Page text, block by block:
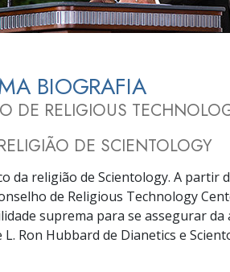
BIOGRAFIA
DE RELIGIOUS
DE SCIENTOLOGY
da religião de Scientology. A partir
de Religious Technology
suprema para se assegurar da
Ron Hubbard de Dianetics e